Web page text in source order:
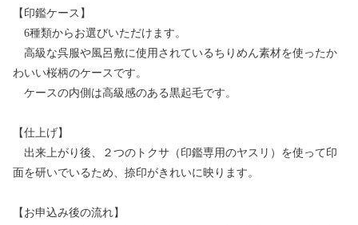
【印鑑ケース】
6種類からお選びいただけます。
高級な呉服や風呂敷に使用されているちりめん素材を使ったか
わいい桜柄のケースです。
ケースの内側は高級感のある黒起毛です。
【仕上げ】
出来上がり後、２つのトクサ（印鑑専用のヤスリ）を使って印
面を研いでいるため、捺印がきれいに映ります。
【お申込み後の流れ】